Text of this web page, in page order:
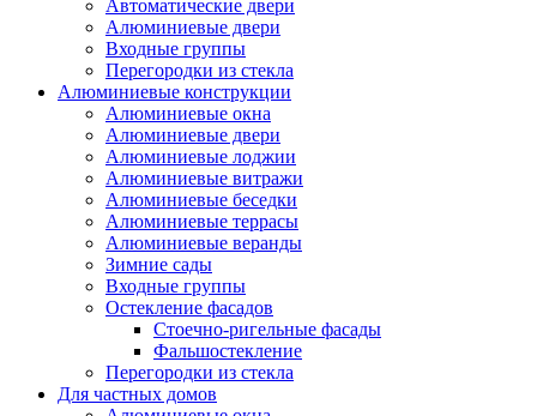
Автоматические двери
Алюминиевые двери
Входные группы
Перегородки из стекла
Алюминиевые конструкции
Алюминиевые окна
Алюминиевые двери
Алюминиевые лоджии
Алюминиевые витражи
Алюминиевые беседки
Алюминиевые террасы
Алюминиевые веранды
Зимние сады
Входные группы
Остекление фасадов
Стоечно-ригельные фасады
Фальшостекление
Перегородки из стекла
Для частных домов